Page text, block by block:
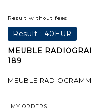
Result without fees
Result : 40EUR
MEUBLE
189
MEUBLE
MY ORDERS